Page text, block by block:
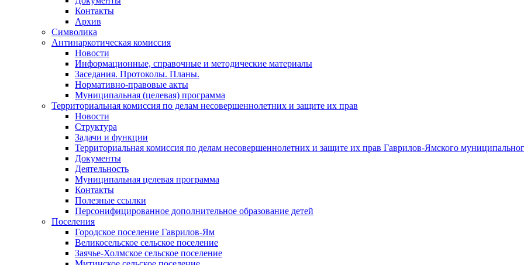
Контакты
Архив
Символика
Антинаркотическая комиссия
Новости
Информационные, справочные и методические материалы
Заседания. Протоколы. Планы.
Нормативно-правовые акты
Муниципальная (целевая) программа
Территориальная комиссия по делам несовершеннолетних и защите их прав
Новости
Структура
Задачи и функции
Территориальная комиссия по делам несовершеннолетних и защите их прав Гаврилов-Ямского
Документы
Деятельность
Муниципальная целевая программа
Контакты
Полезные ссылки
Персонифицированное дополнительное образование детей
Поселения
Городское поселение Гаврилов-Ям
Великосельское сельское поселение
Заячье-Холмское сельское поселение